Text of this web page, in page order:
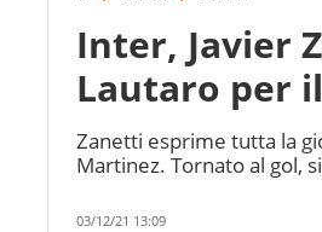
Inter, Javier
Lautaro per
Zanetti esprime tutta la
Martinez. Tornato al gol,
03/12/21 13:09